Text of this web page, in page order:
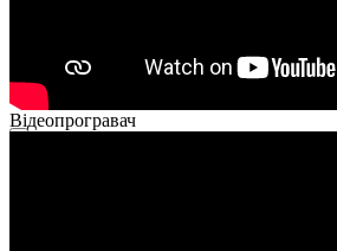
Відеопрогравач